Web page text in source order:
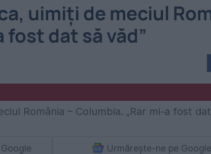
uimiți de meciul
fost dat să văd”
Urmărește-ne pe